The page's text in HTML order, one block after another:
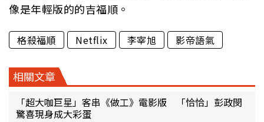
像是年輕版的的吉福順。
格殺福順 Netflix 李宰旭 影帝語氣
相關文章
「超大咖巨星」客串《做工》電影版 「恰恰」彭政閔
驚喜現身成大彩蛋